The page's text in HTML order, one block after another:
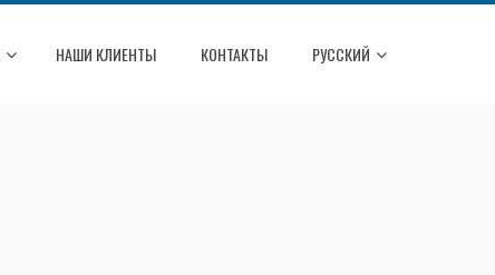
НАШИ КЛИЕНТЫ КОНТАКТЫ РУССКИЙ